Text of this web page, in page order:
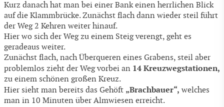
Kurz danach hat man bei einer Bank einen herrlichen Blick
auf die Klammbrücke. Zunächst flach dann wieder steil führt
der Weg 2 Kehren weiter hinauf.
Hier wo sich der Weg zu einem Steig verengt, geht es
geradeaus weiter.
Zunächst flach, nach Überqueren eines Grabens, steil aber
problemlos zieht der Weg vorbei an 14Kreuzwegstationen,
zu einem schönen großen Kreuz.
Hier sieht man bereits das Gehöft „Brachbauer“, welches
man in 10 Minuten über Almwiesen erreicht.